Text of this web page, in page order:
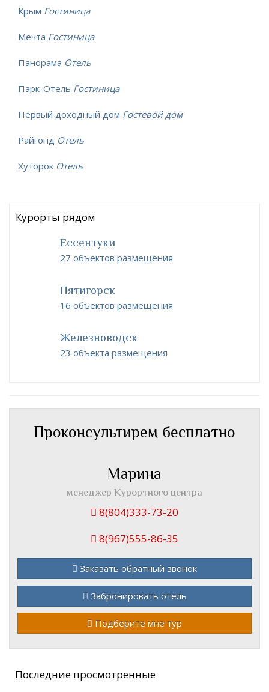
Крым Гостиница
Мечта Гостиница
Панорама Отель
Парк-Отель Гостиница
Первый доходный дом Гостевой дом
Райгонд Отель
Хуторок Отель
Курорты рядом
Ессентуки
27 объектов размещения
Пятигорск
16 объектов размещения
Железноводск
23 объекта размещения
Проконсультирем бесплатно
Марина
менеджер Курортного центра
8(804)333-73-20
8(967)555-86-35
Заказать обратный звонок
Забронировать отель
Подберите мне тур
Последние просмотренные